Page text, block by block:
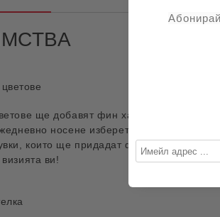
ще добавят фин характер към всяко
носене изберете женствени и
които ще придадат финес и
ви!